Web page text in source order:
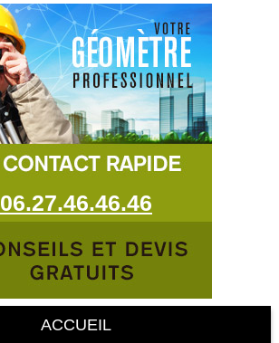
06.27.46.46.46
ACCUEIL